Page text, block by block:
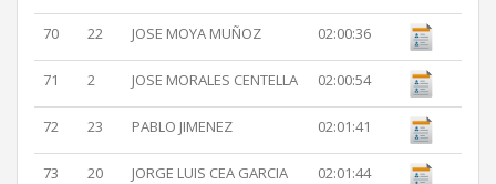
70 22 JOSE MOYA MUÑOZ 02:00:36
71 2 JOSE MORALES CENTELLA 02:00:54
72 23 PABLO JIMENEZ 02:01:41
73 20 JORGE LUIS CEA GARCIA 02:01:44